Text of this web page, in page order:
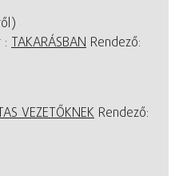
: TAKARÁSBAN Rendező:
VEZETŐKNEK Rendező: